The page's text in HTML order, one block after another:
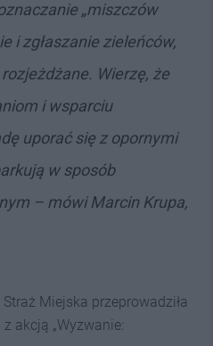
„miszczów
i zgłaszanie zieleńców,
Wierzę, że
i wsparciu
uporać się z opornymi
w sposób
– mówi Marcin Krupa,
Miejska przeprowadziła
akcją „Wyzwanie: